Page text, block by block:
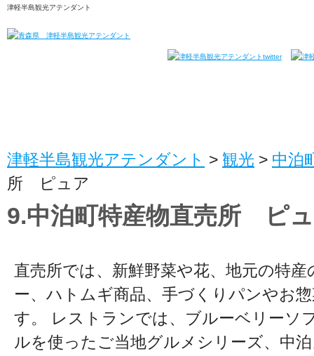
津軽半島観光アテンダント
津軽半島観光アテンダント > 観光 > 中泊
所 ピュア
9.中泊町特産物直売所 ピ
直売所では、新鮮野菜や花、地元の特
ー、ハトムギ商品、手づくりパンやお
す。 レストランでは、ブルーベリーソ
ルを使ったご当地グルメシリーズ、中